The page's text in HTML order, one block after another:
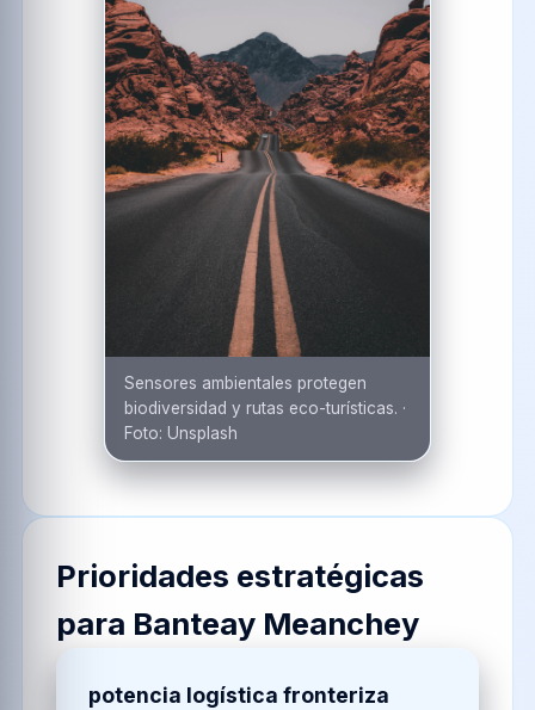
Sensores ambientales protegen
biodiversidad y rutas eco-turísticas. ·
Foto: Unsplash
Prioridades estratégicas
para Banteay Meanchey
potencia logística fronteriza